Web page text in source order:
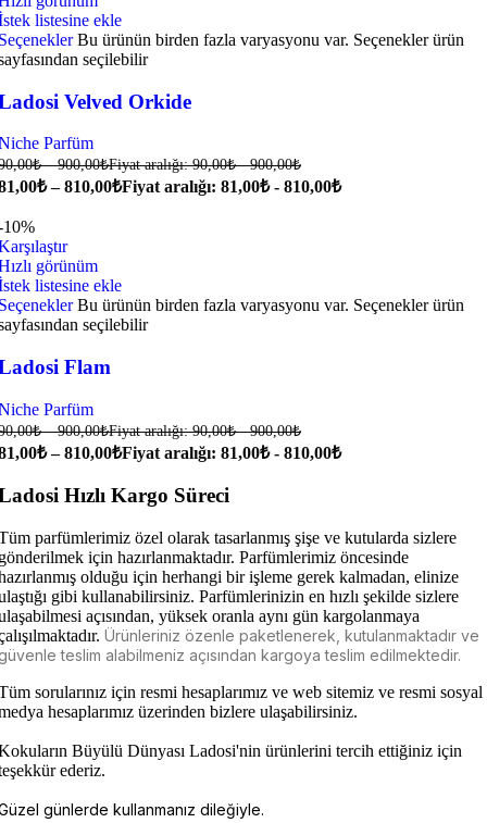
listesine ekle
Bu ürünün birden fazla varyasyonu var. Seçenekler ürün
seçilebilir
Velved Orkide
Parfüm
₺ –900,00₺Fiyat aralığı: 90,00₺ - 900,00₺
₺ –810,00₺Fiyat aralığı: 81,00₺ - 810,00₺
10%
görünüm
listesine ekle
Bu ürünün birden fazla varyasyonu var. Seçenekler ürün
seçilebilir
Flam
Parfüm
₺ –900,00₺Fiyat aralığı: 90,00₺ - 900,00₺
₺ –810,00₺Fiyat aralığı: 81,00₺ - 810,00₺
Hızlı Kargo Süreci
parfümlerimiz özel olarak tasarlanmış şişe ve kutularda sizlere
için hazırlanmaktadır. Parfümlerimiz öncesinde
olduğu için herhangi bir işleme gerek kalmadan, elinize
gibi kullanabilirsiniz. Parfümlerinizin en hızlı şekilde sizlere
açısından, yüksek oranla aynı gün kargolanmaya
Ürünleriniz özenle paketlenerek, kutulanmaktadır ve
teslim alabilmeniz açısından kargoya teslim edilmektedir.
sorularınız için resmi hesaplarımız ve web sitemiz ve resmi sosyal
hesaplarımız üzerinden bizlere ulaşabilirsiniz.
Büyülü Dünyası Ladosi'nin ürünlerini tercih ettiğiniz için
ederiz.
günlerde kullanmanız dileğiyle.